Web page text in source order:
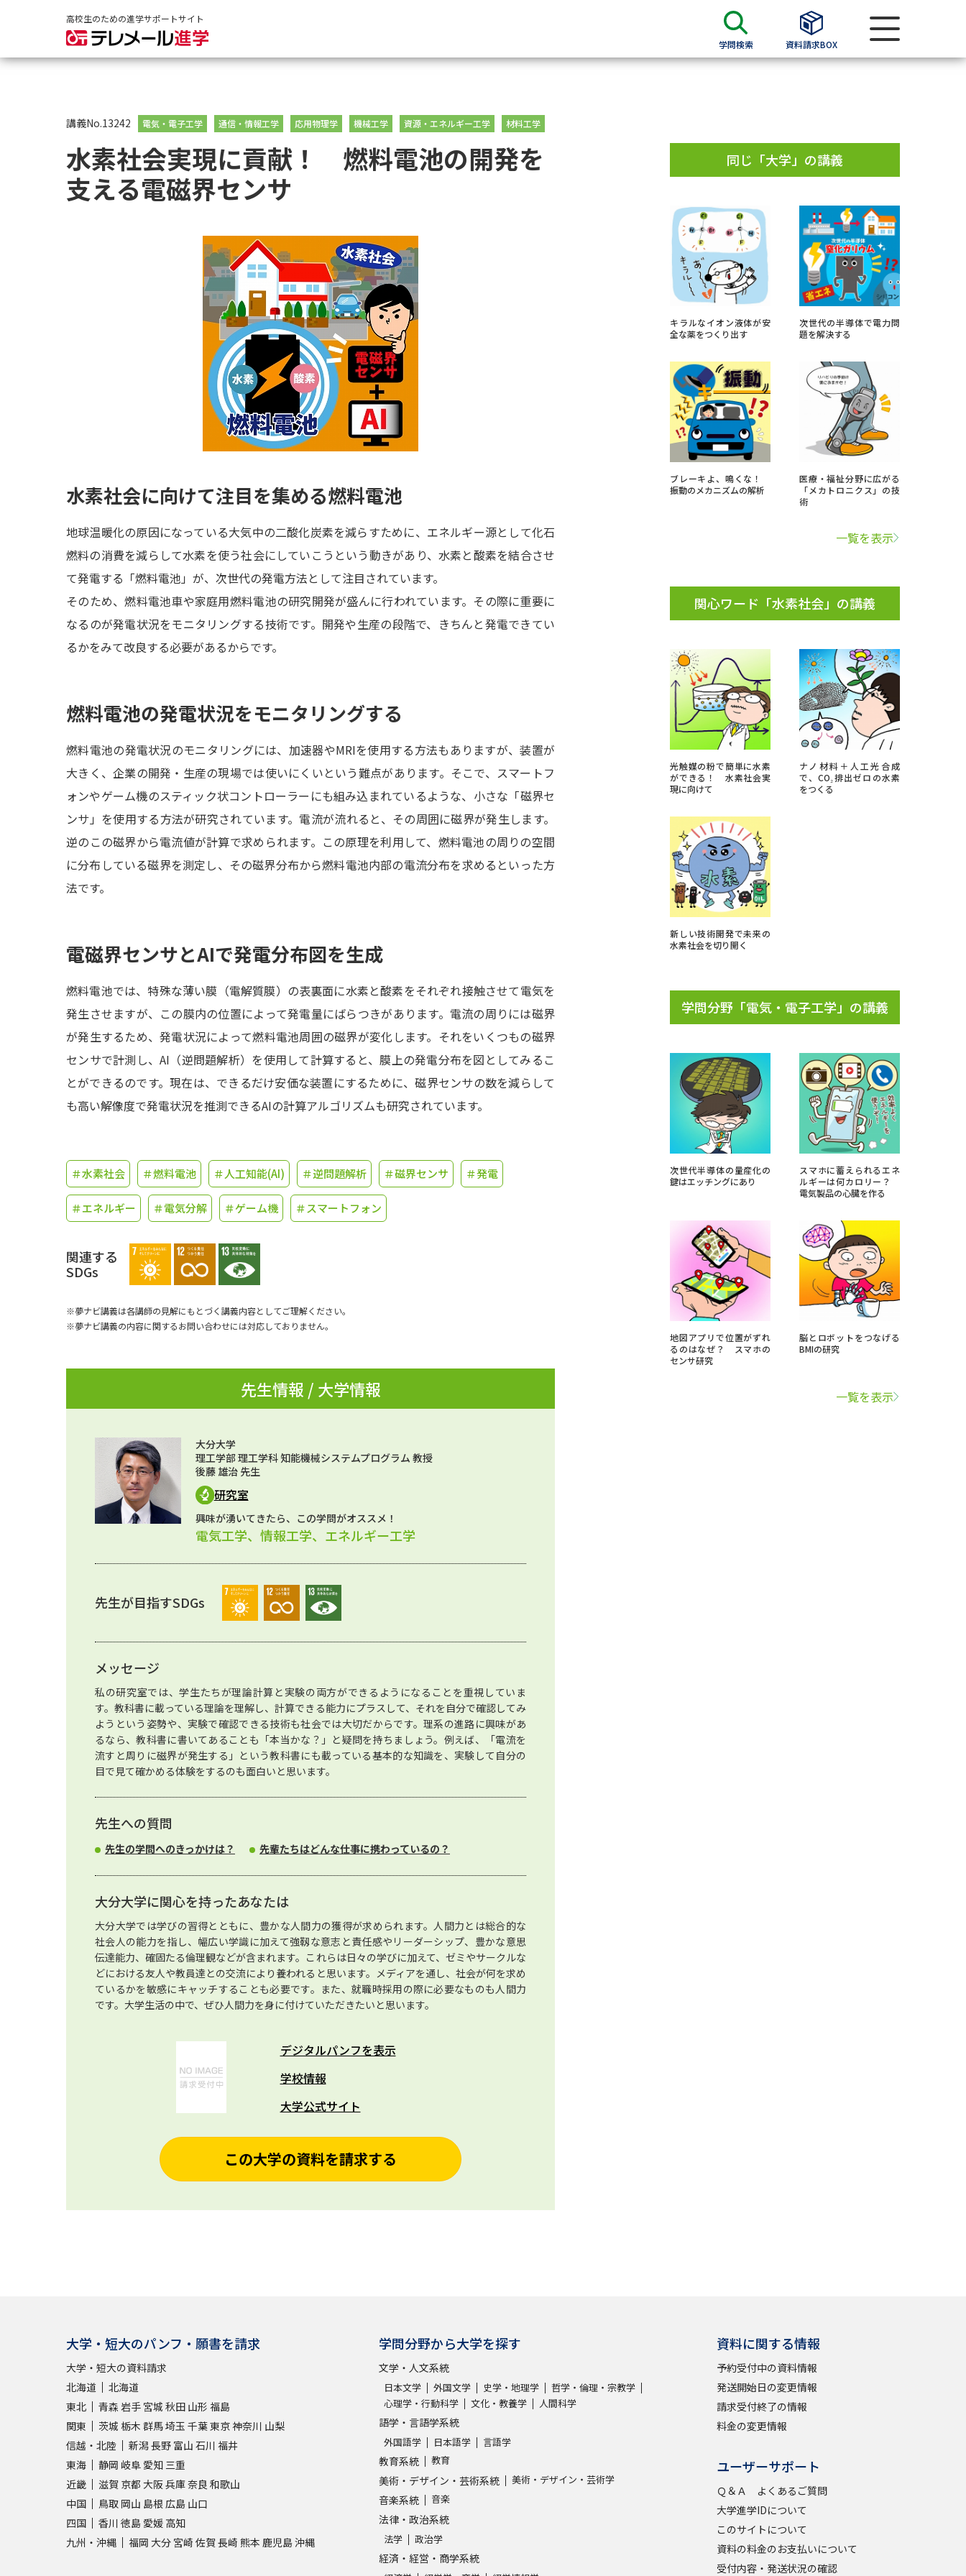
高校生のための進学サポートサイト
学問検索 資料請求BOX
大学・短大の資料種類から請求
大学パンフ
学部・学科パンフ
過去問題集
留学・進学関連、塾・予備校
小学校教員資格認定試験
大学検索
大学で学べる内容や特徴を調べる
新増設大学・学部・学科特集
進路の３択
新学年スタート号特集ページ（高3生用）
新学年スタート号特集ページ（高2生用）
実施プログラムから探す
来場型・Web型イベント特集
受験準備
先輩が入学を決めた理由
新生活お役立ちガイド
学問発見 学問検索
大学で学びたい学問発見
学問のミニ講義「夢ナビ講義」 学問の教科書 夢ナビライブ
受付内容・発送状況の確認
お支払いサイト
テレメール進学カタログ 訂正のご案内
講義No.13242 電気・電子工学 通信・情報工学 応用物理学 機械工学 資源・エネルギー工学 材料工学
水素社会実現に貢献！ 燃料電池の開発を
支える電磁界センサ
水素社会に向けて注目を集める燃料電池
地球温暖化の原因になっている大気中の二酸化炭素を減らすために、エネルギー源として化石
燃料の消費を減らして水素を使う社会にしていこうという動きがあり、水素と酸素を結合させ
て発電する「燃料電池」が、次世代の発電方法として注目されています。
そのため、燃料電池車や家庭用燃料電池の研究開発が盛んに行われています。その際に重要に
なるのが発電状況をモニタリングする技術です。開発や生産の段階で、きちんと発電できてい
るかをみて改良する必要があるからです。
燃料電池の発電状況をモニタリングする
燃料電池の発電状況のモニタリングには、加速器やMRIを使用する方法もありますが、装置が
大きく、企業の開発・生産の現場では使いにくいという難点があります。そこで、スマートフ
ォンやゲーム機のスティック状コントローラーにも組み込まれているような、小さな「磁界セ
ンサ」を使用する方法が研究されています。電流が流れると、その周囲に磁界が発生します。
逆のこの磁界から電流値が計算で求められます。この原理を利用して、燃料電池の周りの空間
に分布している磁界を測定し、その磁界分布から燃料電池内部の電流分布を求めるといった方
法です。
電磁界センサとAIで発電分布図を生成
燃料電池では、特殊な薄い膜（電解質膜）の表裏面に水素と酸素をそれぞれ接触させて電気を
発生させますが、この膜内の位置によって発電量にばらつきがあります。電流の周りには磁界
が発生するため、発電状況によって燃料電池周囲の磁界が変化します。それをいくつもの磁界
センサで計測し、AI（逆問題解析）を使用して計算すると、膜上の発電分布を図としてみるこ
とができるのです。現在は、できるだけ安価な装置にするために、磁界センサの数を減らして
も高い解像度で発電状況を推測できるAIの計算アルゴリズムも研究されています。
＃水素社会 ＃燃料電池 ＃人工知能(AI) ＃逆問題解析 ＃磁界センサ ＃発電
＃エネルギー ＃電気分解 ＃ゲーム機 ＃スマートフォン
関連する
SDGs
※夢ナビ講義は各講師の見解にもとづく講義内容としてご理解ください。
※夢ナビ講義の内容に関するお問い合わせには対応しておりません。
先生情報 / 大学情報
大分大学
理工学部 理工学科 知能機械システムプログラム 教授
後藤 雄治 先生
研究室
興味が湧いてきたら、この学問がオススメ！
電気工学、情報工学、エネルギー工学
先生が目指すSDGs
メッセージ
私の研究室では、学生たちが理論計算と実験の両方ができるようになることを重視していま
す。教科書に載っている理論を理解し、計算できる能力にプラスして、それを自分で確認してみ
ようという姿勢や、実験で確認できる技術も社会では大切だからです。理系の進路に興味があ
るなら、教科書に書いてあることも「本当かな？」と疑問を持ちましょう。例えば、「電流を
流すと周りに磁界が発生する」という教科書にも載っている基本的な知識を、実験して自分の
目で見て確かめる体験をするのも面白いと思います。
先生への質問
先生の学問へのきっかけは？ 先輩たちはどんな仕事に携わっているの？
大分大学に関心を持ったあなたは
大分大学では学びの習得とともに、豊かな人間力の獲得が求められます。人間力とは総合的な
社会人の能力を指し、幅広い学識に加えて強靱な意志と責任感やリーダーシップ、豊かな意思
伝達能力、確固たる倫理観などが含まれます。これらは日々の学びに加えて、ゼミやサークルな
どにおける友人や教員達との交流により養われると思います。メディアを通し、社会が何を求め
ているかを敏感にキャッチすることも必要です。また、就職時採用の際に必要なものも人間力
です。大学生活の中で、ぜひ人間力を身に付けていただきたいと思います。
デジタルパンフを表示
学校情報
大学公式サイト
この大学の資料を請求する
同じ「大学」の講義
キラルなイオン液体が安
全な薬をつくり出す
次世代の半導体で電力問
題を解決する
ブレーキよ、鳴くな！
振動のメカニズムの解析
医療・福祉分野に広がる
「メカトロニクス」の技
術
一覧を表示
関心ワード「水素社会」の講義
光触媒の粉で簡単に水素
ができる！ 水素社会実
現に向けて
ナノ材料＋人工光合成
で、CO₂排出ゼロの水素
をつくる
新しい技術開発で未来の
水素社会を切り開く
学問分野「電気・電子工学」の講義
次世代半導体の量産化の
鍵はエッチングにあり
スマホに蓄えられるエネ
ルギーは何カロリー？
電気製品の心臓を作る
地図アプリで位置がずれ
るのはなぜ？ スマホの
センサ研究
脳とロボットをつなげる
BMIの研究
一覧を表示
大学・短大のパンフ・願書を請求
大学・短大の資料請求
北海道
北海道
東北
青森 岩手 宮城 秋田 山形 福島
関東
茨城 栃木 群馬埼玉 千葉東京神奈川 山梨
信越・北陸
新潟長野 富山 石川 福井
東海
静岡 岐阜 愛知 三重
近畿
滋賀 京都 大阪兵庫奈良 和歌山
中国
鳥取 岡山 島根 広島 山口
四国
香川 徳島 愛媛 高知
九州・沖縄
福岡 大分 宮崎 佐賀 長崎 熊本 鹿児島沖縄
学問分野から大学を探す
文学・人文系統
日本文学 外国文学 史学・地理学
哲学・倫理・宗教学
心理学・行動科学
文化・教養学 人間科学
語学・言語学系統
外国語学 日本語学 言語学
教育系統 教育
美術・デザイン・芸術系統 美術・デザイン・芸術学
音楽系統 音楽
法律・政治系統
法学 政治学
経済・経営・商学系統
資料に関する情報
予約受付中の資料情報
発送開始日の変更情報
請求受付終了の情報
料金の変更情報
ユーザーサポート
Ｑ＆Ａ よくあるご質問
大学進学IDについて
このサイトについて
資料の料金のお支払いについて
受付内容・発送状況の確認